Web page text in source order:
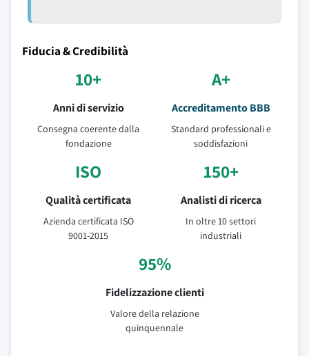
Fiducia & Credibilità
10+
Anni di servizio
Consegna coerente dalla
fondazione
A+
Accreditamento BBB
Standard professionali e
soddisfazioni
ISO
Qualità certificata
Azienda certificata ISO
9001-2015
150+
Analisti di ricerca
In oltre 10 settori
industriali
95%
Fidelizzazione clienti
Valore della relazione
quinquennale